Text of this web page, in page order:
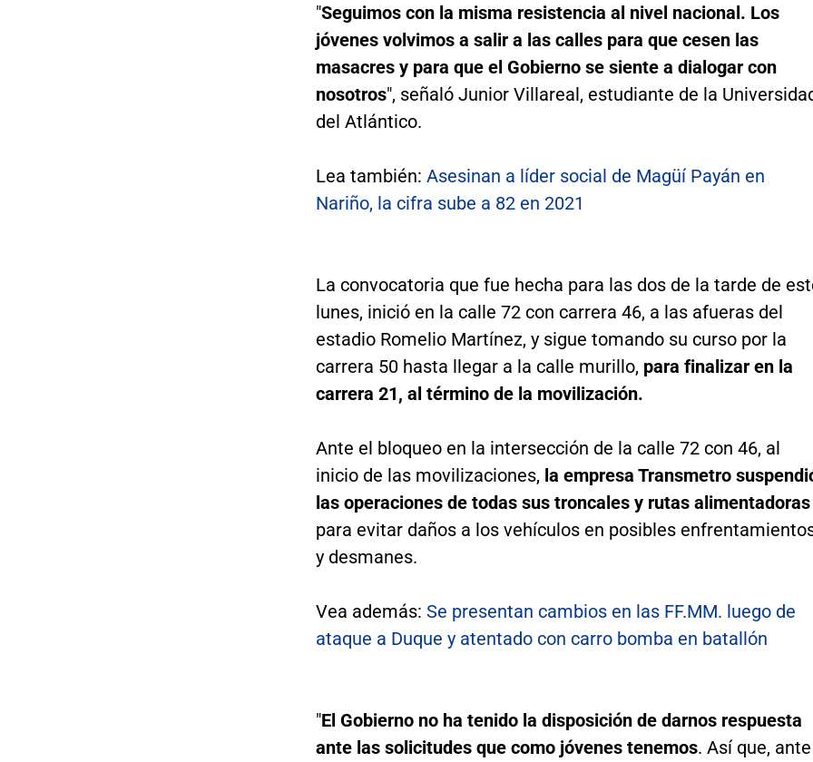
"Seguimos con la misma resistencia al nivel nacional. Los
jóvenes volvimos a salir a las calles para que cesen las
masacres y para que el Gobierno se siente a dialogar con
nosotros", señaló Junior Villareal, estudiante de la
del Atlántico.
Lea también: Asesinan a líder social de Magüí Payán en
Nariño, la cifra sube a 82 en 2021
La convocatoria que fue hecha para las dos de la tarde de
lunes, inició en la calle 72 con carrera 46, a las afueras del
estadio Romelio Martínez, y sigue tomando su curso por la
carrera 50 hasta llegar a la calle murillo, para finalizar en la
carrera 21, al término de la movilización.
Ante el bloqueo en la intersección de la calle 72 con 46, al
inicio de las movilizaciones, la empresa Transmetro
las operaciones de todas sus troncales y rutas alimentadoras
para evitar daños a los vehículos en posibles
y desmanes.
Vea además: Se presentan cambios en las FF.MM. luego de
ataque a Duque y atentado con carro bomba en batallón
"El Gobierno no ha tenido la disposición de darnos respuesta
ante las solicitudes que como jóvenes tenemos. Así que, ante